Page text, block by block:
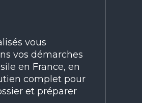
vous
vos démarches
en France, en
complet pour
et préparer